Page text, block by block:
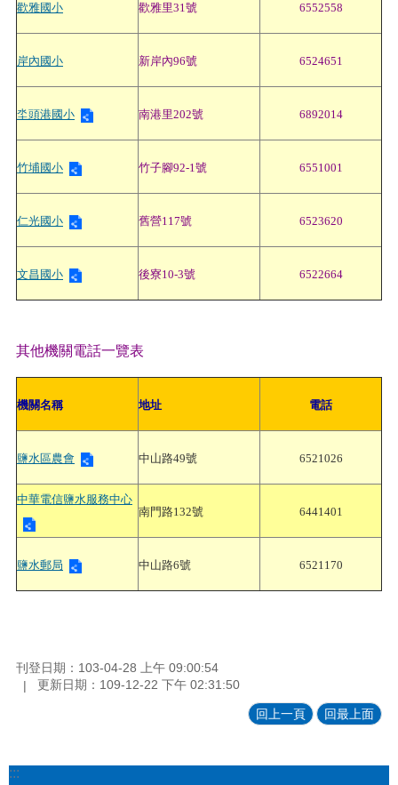
歡雅國小 歡雅里31號 6552558
岸內國小 新岸內96號 6524651
坔頭港國小 南港里202號 6892014
竹埔國小 竹子腳92-1號 6551001
仁光國小 舊營117號 6523620
文昌國小 後寮10-3號 6522664
其他機關電話一覽表
機關名稱 地址 電話
鹽水區農會 中山路49號 6521026
中華電信鹽水服務中心
南門路132號
6441401
鹽水郵局 中山路6號 6521170
刊登日期：103-04-28 上午 09:00:54
更新日期：109-12-22 下午 02:31:50
回上一頁 回最上面
:::